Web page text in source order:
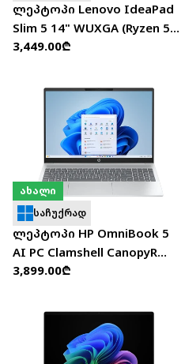
ლეპტოპი Lenovo IdeaPad
Slim 5 14" WUXGA (Ryzen 5
240/16GB/512GB SSD/W11H)
ჩვეულებრივი
3,449.00₾
ახალი
საჩუქრად
ლეპტოპი HP OmniBook 5
AI PC Clamshell CanopyR
25C1 16" 2K (Ultra 7-
BL0A5EA
ჩვეულებრივი
3,899.00₾